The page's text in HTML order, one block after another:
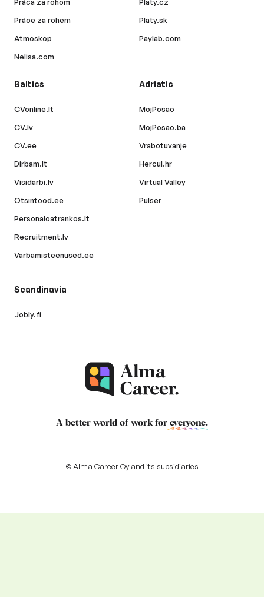
Práca za rohom
Práce za rohem
Atmoskop
Nelisa.com
Platy.cz
Platy.sk
Paylab.com
Baltics
CVonline.lt
CV.lv
CV.ee
Dirbam.lt
Visidarbi.lv
Otsintood.ee
Personaloatrankos.lt
Recruitment.lv
Varbamisteenused.ee
Adriatic
MojPosao
MojPosao.ba
Vrabotuvanje
Hercul.hr
Virtual Valley
Pulser
Scandinavia
Jobly.fi
A better world of work for everyone.
© Alma Career Oy and its subsidiaries